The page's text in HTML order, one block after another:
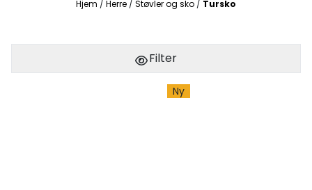
Hjem / Herre / Støvler og sko / Tursko
Filter
Ny